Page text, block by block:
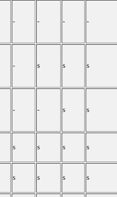
- - - -
- s s s
- - s s
s s s s
s s s s